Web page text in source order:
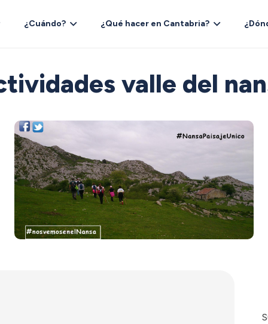
¿Cuándo? ¿Qué hacer en Cantabria?
valle del